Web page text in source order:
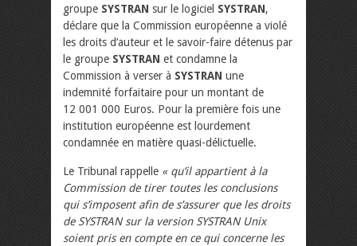
groupe SYSTRAN sur le logiciel SYSTRAN,
déclare que la Commission européenne a violé
les droits d’auteur et le savoir-faire détenus par
le groupe SYSTRAN et condamne la
Commission à verser à SYSTRAN une
indemnité forfaitaire pour un montant de
12 001 000 Euros. Pour la première fois une
institution européenne est lourdement
condamnée en matière quasi-délictuelle.
Le Tribunal rappelle « qu’il appartient à la
Commission de tirer toutes les conclusions
qui s’imposent afin de s’assurer que les droits
de SYSTRAN sur la version SYSTRAN Unix
soient pris en compte en ce qui concerne les